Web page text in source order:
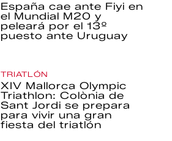
España cae ante Fiyi en
el Mundial M20 y
peleará por el 13º
puesto ante Uruguay
TRIATLÓN
XIV Mallorca Olympic
Triathlon: Colònia de
Sant Jordi se prepara
para vivir una gran
fiesta del triatlón